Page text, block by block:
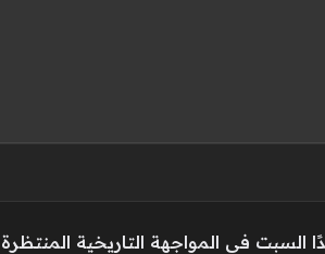
السبت في المواجهة التاريخية